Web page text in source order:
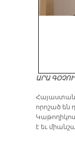
ԱՐԱ
որոշած են
է եւ